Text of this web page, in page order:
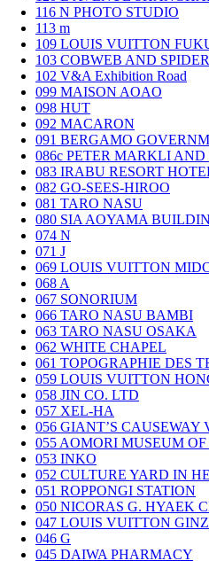
116 N PHOTO STUDIO
113 m
109 LOUIS VUITTON
103 COBWEB AND SPIDER
102 V&A Exhibition Road
099 MAISON AOAO
098 HUT
092 MACARON
091 BERGAMO
086c PETER MARKLI AND
083 IRABU RESORT
082 GO-SEES-HIROO
081 TARO NASU
080 SIA AOYAMA
074 N
071 J
069 LOUIS VUITTON
068 A
067 SONORIUM
066 TARO NASU BAMBI
063 TARO NASU OSAKA
062 WHITE CHAPEL
061 TOPOGRAPHIE DES
059 LOUIS VUITTON
058 JIN CO. LTD
057 XEL-HA
056 GIANT’S CAUSEWAY
055 AOMORI MUSEUM OF
053 INKO
052 CULTURE YARD IN
051 ROPPONGI STATION
050 NICORAS G. HYAEK
047 LOUIS VUITTON
046 G
045 DAIWA PHARMACY